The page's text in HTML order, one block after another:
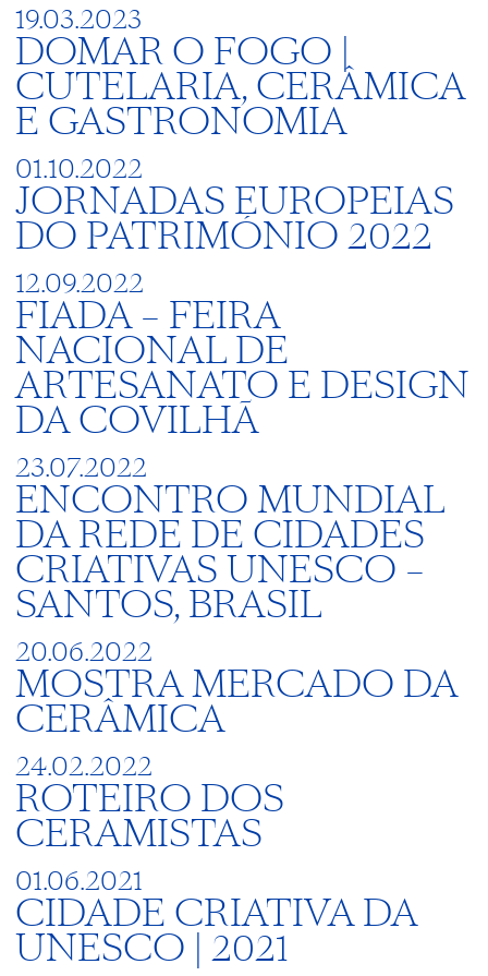
19.03.2023
DOMAR O FOGO |
CUTELARIA, CERÂMICA
E GASTRONOMIA
01.10.2022
JORNADAS EUROPEIAS
DO PATRIMÓNIO 2022
12.09.2022
FIADA – FEIRA
NACIONAL DE
ARTESANATO E DESIGN
DA COVILHÃ
23.07.2022
ENCONTRO MUNDIAL
DA REDE DE CIDADES
CRIATIVAS UNESCO –
SANTOS, BRASIL
20.06.2022
MOSTRA MERCADO DA
CERÂMICA
24.02.2022
ROTEIRO DOS
CERAMISTAS
01.06.2021
CIDADE CRIATIVA DA
UNESCO | 2021